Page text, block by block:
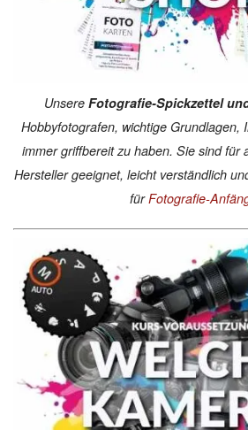
Unsere Fotografie-Spickzettel
Hobbyfotografen, wichtige Grundlagen,
immer griffbereit zu haben. Sie sind für
Hersteller geeignet, leicht verständlich
fürFotografie-